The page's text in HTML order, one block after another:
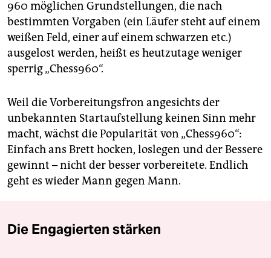
960 möglichen Grundstellungen, die nach
bestimmten Vorgaben (ein Läufer steht auf einem
weißen Feld, einer auf einem schwarzen etc.)
ausgelost werden, heißt es heutzutage weniger
sperrig „Chess960“.
Weil die Vorbereitungsfron angesichts der
unbekannten Startaufstellung keinen Sinn mehr
macht, wächst die Popularität von „Chess960“:
Einfach ans Brett hocken, loslegen und der Bessere
gewinnt – nicht der besser vorbereitete. Endlich
geht es wieder Mann gegen Mann.
Die Engagierten stärken